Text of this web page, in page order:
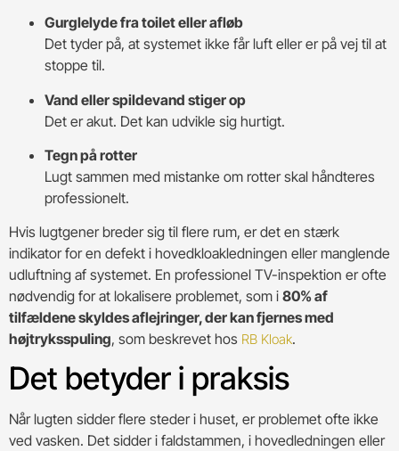
Gurglelyde fra toilet eller afløb
Det tyder på, at systemet ikke får luft eller er på vej til at
stoppe til.
Vand eller spildevand stiger op
Det er akut. Det kan udvikle sig hurtigt.
Tegn på rotter
Lugt sammen med mistanke om rotter skal håndteres
professionelt.
Hvis lugtgener breder sig til flere rum, er det en stærk
indikator for en defekt i hovedkloakledningen eller manglende
udluftning af systemet. En professionel TV-inspektion er ofte
nødvendig for at lokalisere problemet, som i 80% af
tilfældene skyldes aflejringer, der kan fjernes med
højtryksspuling, som beskrevet hos RB Kloak.
Det betyder i praksis
Når lugten sidder flere steder i huset, er problemet ofte ikke
ved vasken. Det sidder i faldstammen, i hovedledningen eller